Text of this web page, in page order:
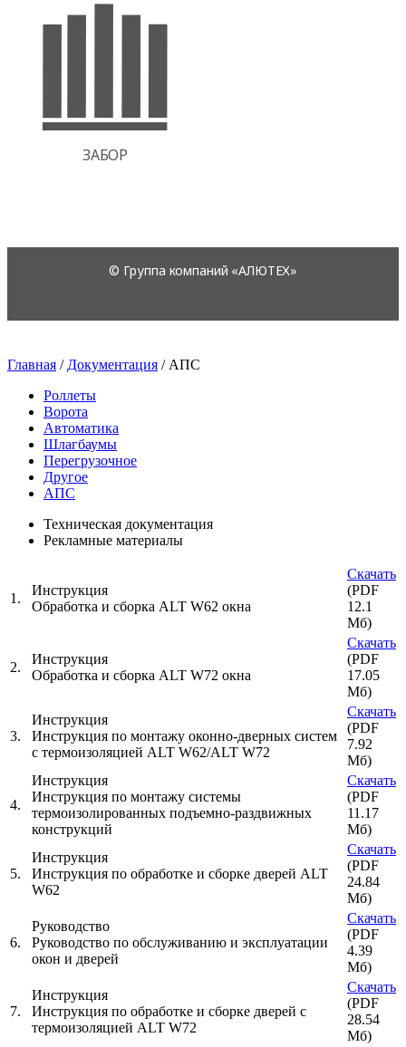
Главная / Документация / АПС
Роллеты
Ворота
Автоматика
Шлагбаумы
Перегрузочное
Другое
АПС
Техническая документация
Рекламные материалы
1.
Инструкция
Обработка и сборка ALT W62 окна
Скачать
(PDF
12.1
Мб)
2.
Инструкция
Обработка и сборка ALT W72 окна
Скачать
(PDF
17.05
Мб)
3.
Инструкция
Инструкция по монтажу оконно-дверных систем
с термоизоляцией ALT W62/ALT W72
Скачать
(PDF
7.92
Мб)
4.
Инструкция
Инструкция по монтажу системы
термоизолированных подъемно-раздвижных
конструкций
Скачать
(PDF
11.17
Мб)
5.
Инструкция
Инструкция по обработке и сборке дверей ALT
W62
Скачать
(PDF
24.84
Мб)
6.
Руководство
Руководство по обслуживанию и эксплуатации
окон и дверей
Скачать
(PDF
4.39
Мб)
7.
Инструкция
Инструкция по обработке и сборке дверей с
термоизоляцией ALT W72
Скачать
(PDF
28.54
Мб)